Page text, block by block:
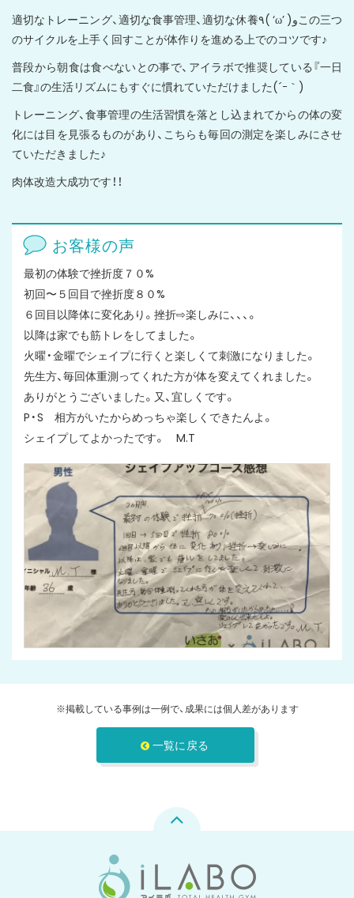
適切なトレーニング、適切な食事管理、適切な休養٩( ‘ω’ )وこの三つ
のサイクルを上手く回すことが体作りを進める上でのコツです♪
普段から朝食は食べないとの事で、アイラボで推奨している『一日
二食』の生活リズムにもすぐに慣れていただけました(´ｰ｀)
トレーニング、食事管理の生活習慣を落とし込まれてからの体の変
化には目を見張るものがあり、こちらも毎回の測定を楽しみにさせ
ていただきました♪
肉体改造大成功です！！
お客様の声
最初の体験で挫折度７０%
初回〜５回目で挫折度８０%
６回目以降体に変化あり。挫折⇨楽しみに、、、。
以降は家でも筋トレをしてました。
火曜・金曜でシェイプに行くと楽しくて刺激になりました。
先生方、毎回体重測ってくれた方が体を変えてくれました。
ありがとうございました。又、宜しくです。
P・S 相方がいたからめっちゃ楽しくできたんよ。
シェイプしてよかったです。 M.T
※掲載している事例は一例で、成果には個人差があります
一覧に戻る